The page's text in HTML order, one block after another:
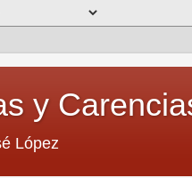
y
López